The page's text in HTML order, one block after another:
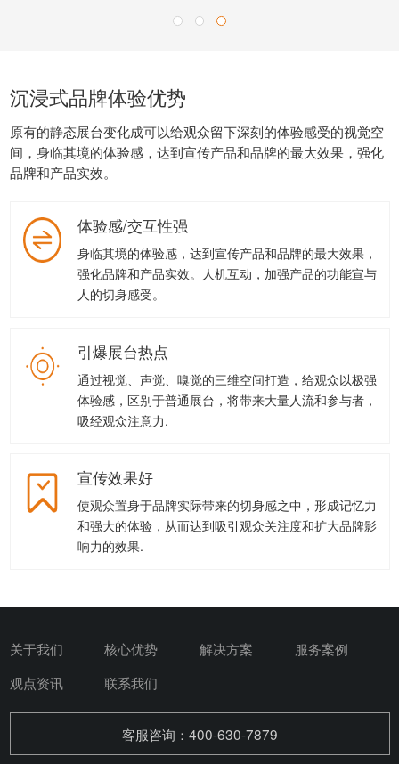
沉浸式品牌体验优势
原有的静态展台变化成可以给观众留下深刻的体验感受的视觉空
间，身临其境的体验感，达到宣传产品和品牌的最大效果，强化
品牌和产品实效。
体验感/交互性强
身临其境的体验感，达到宣传产品和品牌的最大效果，
强化品牌和产品实效。人机互动，加强产品的功能宣与
人的切身感受。
引爆展台热点
通过视觉、声觉、嗅觉的三维空间打造，给观众以极强
体验感，区别于普通展台，将带来大量人流和参与者，
吸经观众注意力.
宣传效果好
使观众置身于品牌实际带来的切身感之中，形成记忆力
和强大的体验，从而达到吸引观众关注度和扩大品牌影
响力的效果.
关于我们 核心优势 解决方案
服务案例
观点资讯
联系我们
客服咨询：400-630-7879